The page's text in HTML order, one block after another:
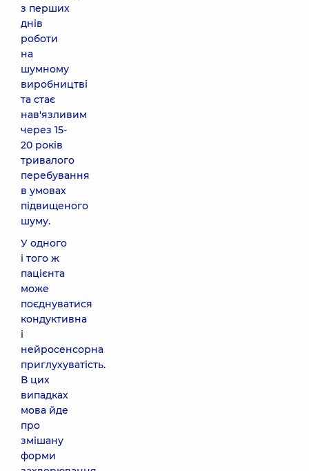
з перших
днів
роботи
на
шумному
виробництві
та стає
нав'язливим
через 15-
20 років
тривалого
перебування
в умовах
підвищеного
шуму.
У одного
і того ж
пацієнта
може
поєднуватися
кондуктивна
і
нейросенсорна
приглухуватість.
В цих
випадках
мова йде
про
змішану
форми